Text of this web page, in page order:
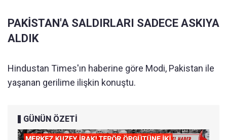
PAKİSTAN'A SALDIRLARI SADECE ASKIYA
ALDIK
​​​​​​​Hindustan Times'ın haberine göre Modi, Pakistan ile
yaşanan gerilime ilişkin konuştu.
GÜNÜN ÖZETİ